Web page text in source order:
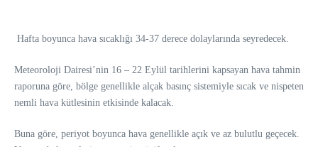
Hafta boyunca hava sıcaklığı 34-37 derece dolaylarında seyredecek.
Meteoroloji Dairesi’nin 16 – 22 Eylül tarihlerini kapsayan hava tahmin
raporuna göre, bölge genellikle alçak basınç sistemiyle sıcak ve nispeten
nemli hava kütlesinin etkisinde kalacak.
Buna göre, periyot boyunca hava genellikle açık ve az bulutlu geçecek.